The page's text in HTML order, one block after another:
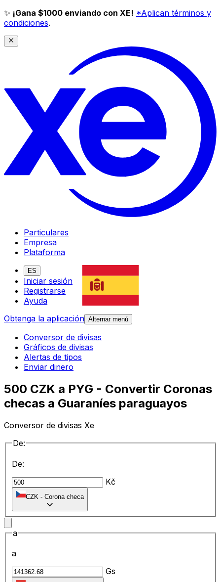
✨ ¡Gana $1000 enviando con XE! *Aplican términos y
condiciones.
Particulares
Empresa
Plataforma
ES
Iniciar sesión
Registrarse
Ayuda
Obtenga la aplicación Alternar menú
Conversor de divisas
Gráficos de divisas
Alertas de tipos
Enviar dinero
500 CZK a PYG - Convertir Coronas
checas a Guaraníes paraguayos
Conversor de divisas Xe
De:
De:
Kč
CZK - Corona checa
a
a
Gs